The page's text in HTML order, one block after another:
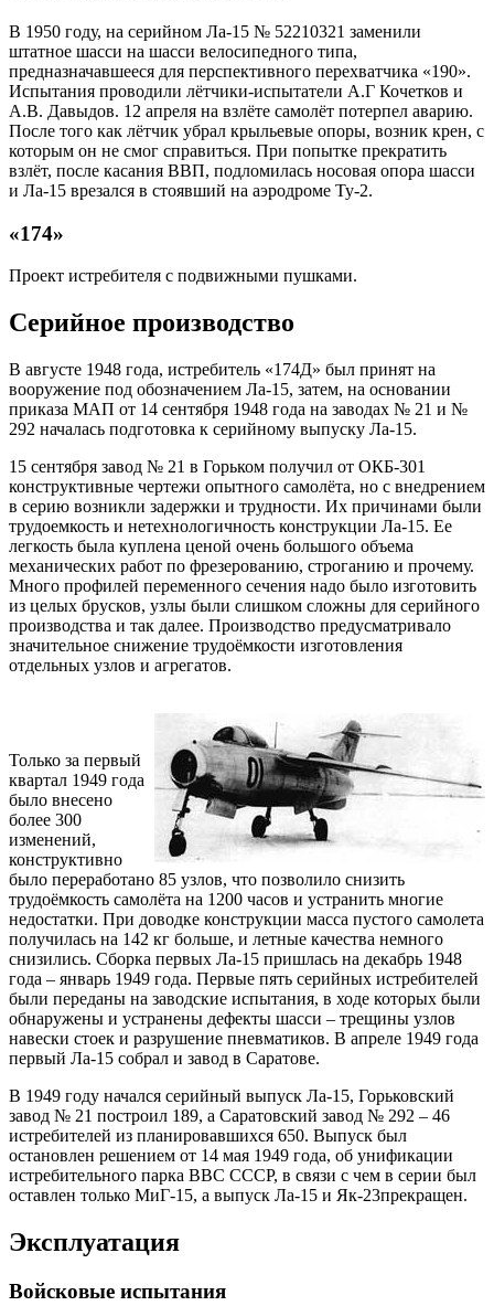
В 1950 году, на серийном Ла-15 № 52210321 заменили
штатное шасси на шасси велосипедного типа,
предназначавшееся для перспективного перехватчика «190».
Испытания проводили лётчики-испытатели А.Г Кочетков и
А.В. Давыдов. 12 апреля на взлёте самолёт потерпел аварию.
После того как лётчик убрал крыльевые опоры, возник крен, с
которым он не смог справиться. При попытке прекратить
взлёт, после касания ВВП, подломилась носовая опора шасси
и Ла-15 врезался в стоявший на аэродроме Ту-2.
«174»
Проект истребителя с подвижными пушками.
Серийное производство
В августе 1948 года, истребитель «174Д» был принят на
вооружение под обозначением Ла-15, затем, на основании
приказа МАП от 14 сентября 1948 года на заводах № 21 и №
292 началась подготовка к серийному выпуску Ла-15.
15 сентября завод № 21 в Горьком получил от ОКБ-301
конструктивные чертежи опытного самолёта, но с внедрением
в серию возникли задержки и трудности. Их причинами были
трудоемкость и нетехнологичность конструкции Ла-15. Ее
легкость была куплена ценой очень большого объема
механических работ по фрезерованию, строганию и прочему.
Много профилей переменного сечения надо было изготовить
из целых брусков, узлы были слишком сложны для серийного
производства и так далее. Производство предусматривало
значительное снижение трудоёмкости изготовления
отдельных узлов и агрегатов.
Только за первый
квартал 1949 года
было внесено
более 300
изменений,
конструктивно
было переработано 85 узлов, что позволило снизить
трудоёмкость самолёта на 1200 часов и устранить многие
недостатки. При доводке конструкции масса пустого самолета
получилась на 142 кг больше, и летные качества немного
снизились. Сборка первых Ла-15 пришлась на декабрь 1948
года – январь 1949 года. Первые пять серийных истребителей
были переданы на заводские испытания, в ходе которых были
обнаружены и устранены дефекты шасси – трещины узлов
навески стоек и разрушение пневматиков. В апреле 1949 года
первый Ла-15 собрал и завод в Саратове.
В 1949 году начался серийный выпуск Ла-15, Горьковский
завод № 21 построил 189, а Саратовский завод № 292 – 46
истребителей из планировавшихся 650. Выпуск был
остановлен решением от 14 мая 1949 года, об унификации
истребительного парка ВВС СССР, в связи с чем в серии был
оставлен только МиГ-15, а выпуск Ла-15 и Як-23прекращен.
Эксплуатация
Войсковые испытания